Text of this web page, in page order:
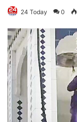
24 Today 0